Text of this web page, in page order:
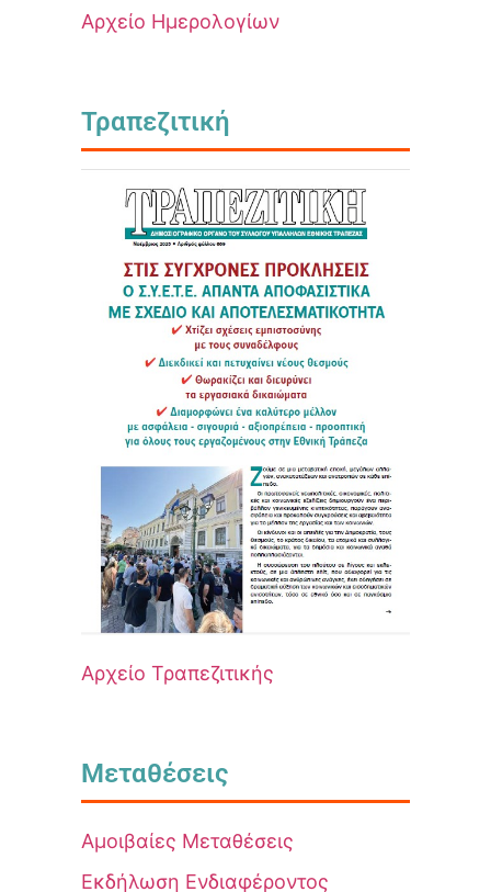
Αρχείο Ημερολογίων
Τραπεζιτική
Αρχείο Τραπεζιτικής
Μεταθέσεις
Αμοιβαίες Μεταθέσεις
Εκδήλωση Ενδιαφέροντος